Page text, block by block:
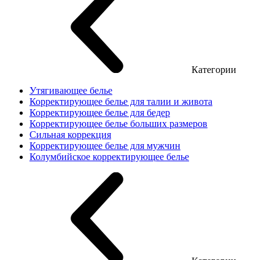
Категории
Утягивающее белье
Корректирующее белье для талии и живота
Корректирующее белье для бедер
Корректирующее белье больших размеров
Сильная коррекция
Корректирующее белье для мужчин
Колумбийское корректирующее белье